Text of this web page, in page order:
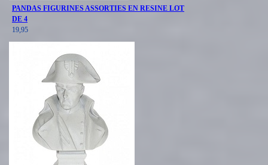
PANDAS FIGURINES ASSORTIES EN RESINE LOT
DE 4
19,95